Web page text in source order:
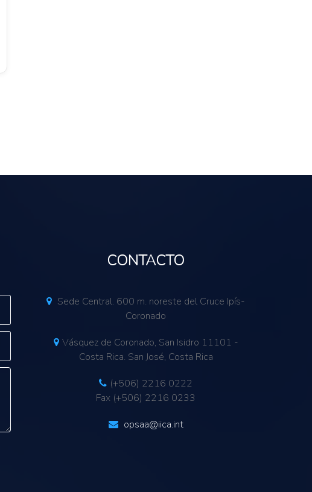
CONTACTO
Sede Central. 600 m. noreste del Cruce Ipís-
Coronado
Vásquez de Coronado, San Isidro 11101 -
Costa Rica. San José, Costa Rica
(+506) 2216 0222
Fax (+506) 2216 0233
opsaa@iica.int